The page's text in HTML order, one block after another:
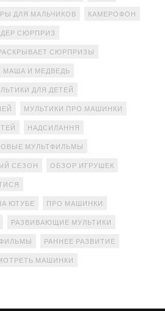
ДЛЯ МАЛЬЧИКОВ КАМЕРОФОН
СЮРПРИЗ
СЮРПРИЗЫ
МАША И МЕДВЕДЬ
ДЛЯ ДЕТЕЙ
МУЛЬТИКИ ПРО МАШИНКИ
НАДСИЛАННЯ
МУЛЬТФИЛЬМЫ
СЕЗОН ОБЗОР ИГРУШЕК
ЮТУБЕ ПРО МАШИНКИ
РАЗВИВАЮЩИЕ МУЛЬТИКИ
РАННЕЕ РАЗВИТИЕ
МАШИНКИ